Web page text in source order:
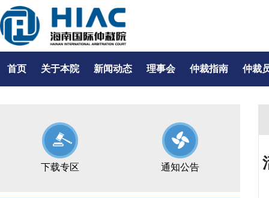
首页 关于本院 新闻动态 理事会 仲裁指南 仲裁
下载专区 通知公告